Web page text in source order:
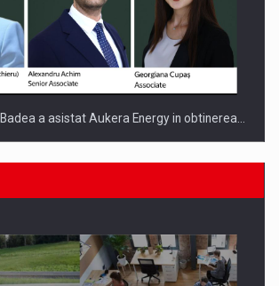
a asistat Aukera Energy in obtinerea…